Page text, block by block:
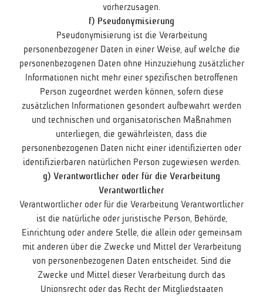
vorherzusagen.
f) Pseudonymisierung
Pseudonymisierung ist die Verarbeitung
personenbezogener Daten in einer Weise, auf welche die
personenbezogenen Daten ohne Hinzuziehung zusätzlicher
Informationen nicht mehr einer spezifischen betroffenen
Person zugeordnet werden können, sofern diese
zusätzlichen Informationen gesondert aufbewahrt werden
und technischen und organisatorischen Maßnahmen
unterliegen, die gewährleisten, dass die
personenbezogenen Daten nicht einer identifizierten oder
identifizierbaren natürlichen Person zugewiesen werden.
g) Verantwortlicher oder für die Verarbeitung
Verantwortlicher
Verantwortlicher oder für die Verarbeitung Verantwortlicher
ist die natürliche oder juristische Person, Behörde,
Einrichtung oder andere Stelle, die allein oder gemeinsam
mit anderen über die Zwecke und Mittel der Verarbeitung
von personenbezogenen Daten entscheidet. Sind die
Zwecke und Mittel dieser Verarbeitung durch das
Unionsrecht oder das Recht der Mitgliedstaaten